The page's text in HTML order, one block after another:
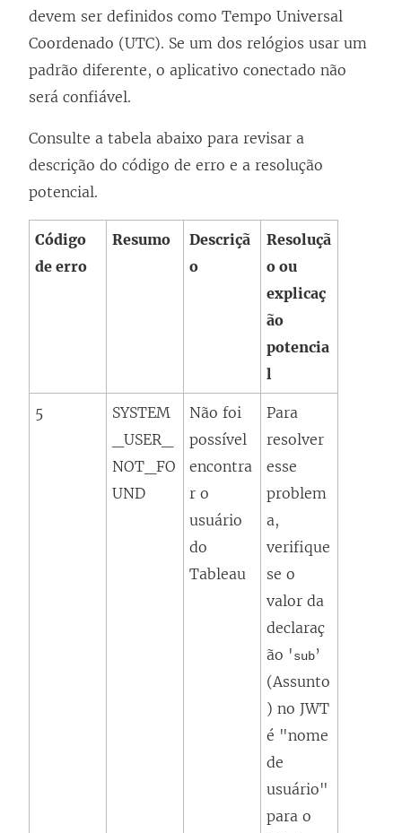
devem ser definidos como Tempo Universal
Coordenado (UTC). Se um dos relógios usar um
padrão diferente, o aplicativo conectado não
será confiável.
Consulte a tabela abaixo para revisar a
descrição do código de erro e a resolução
potencial.
Código
de erro
Resumo
Descriçã
o
Resoluçã
o ou
explicaç
ão
potencia
l
5
SYSTEM
_USER_
NOT_FO
UND
Não foi
possível
encontra
r o
usuário
do
Tableau
Para
resolver
esse
problem
a,
verifique
se o
valor da
declaraç
ão 'sub’
(Assunto
) no JWT
é "nome
de
usuário"
para o